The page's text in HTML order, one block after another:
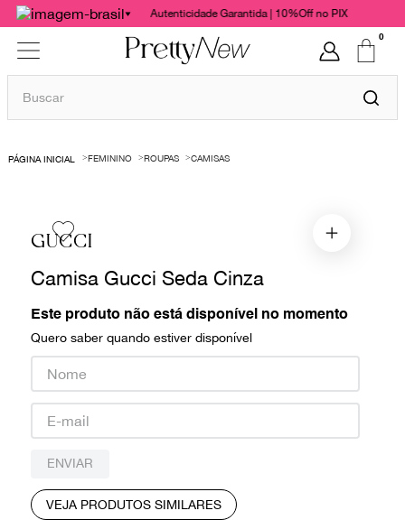
Autenticidade Garantida | 10%Off no PIX
0
Buscar
FEMININO ROUPAS CAMISAS
GUCCI
Camisa Gucci Seda Cinza
Este produto não está disponível no momento
Quero saber quando estiver disponível
ENVIAR
VEJA PRODUTOS SIMILARES
1º
bolsas
chanel
valentino
paula raia
burberry
prada